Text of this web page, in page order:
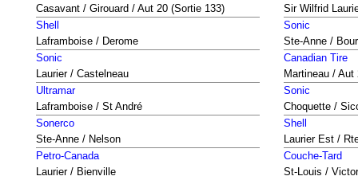
Casavant / Girouard / Aut 20 (Sortie 133)
Sir Wilfrid
Shell
Laframboise / Derome
Sonic
Ste-Anne /
Sonic
Laurier / Castelneau
Canadian Tire
Martineau /
Ultramar
Laframboise / St André
Sonic
Choquette /
Sonerco
Ste-Anne / Nelson
Shell
Laurier Est /
Petro-Canada
Laurier / Bienville
Couche-Tard
St-Louis /